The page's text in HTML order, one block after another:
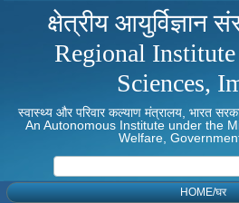
क्षेत्रीय आयुर्विज्ञान
Regional
Sciences,
स्वास्थ्य और परिवार कल्याण मंत्रालय, भारत
An Autonomous Institute under the
Welfare,
HOME/घर